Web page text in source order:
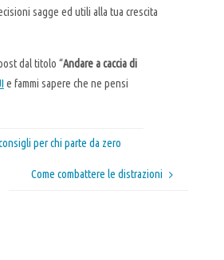
sagge ed utili alla tua crescita
dal titolo “Andare a caccia di
e fammi sapere che ne pensi
per chi parte da zero
Come combattere le distrazioni